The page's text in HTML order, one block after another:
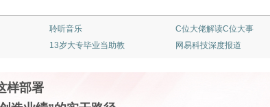
清华大学：大师云集
专业竞彩一触即发
不止是看客
《我的爸爸是条龙》
样部署